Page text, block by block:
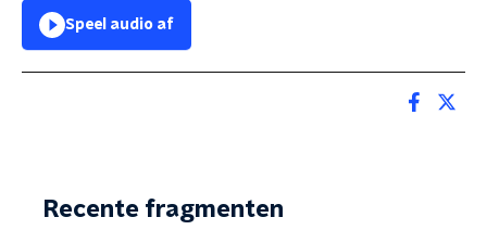
Speel audio af
Recente fragmenten